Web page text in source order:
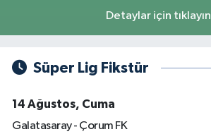
Detaylar için tıklayın
Süper Lig Fikstür
14 Ağustos, Cuma
Galatasaray - Çorum FK